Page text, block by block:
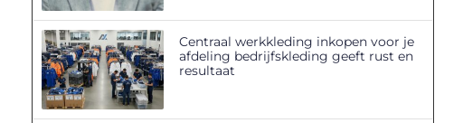
Centraal werkkleding inkopen voor je
afdeling bedrijfskleding geeft rust en
resultaat